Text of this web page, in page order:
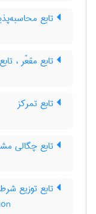
تابع
تابع مقعّر ،
تابع تمرکز
تابع چگالی
تابع توزیع